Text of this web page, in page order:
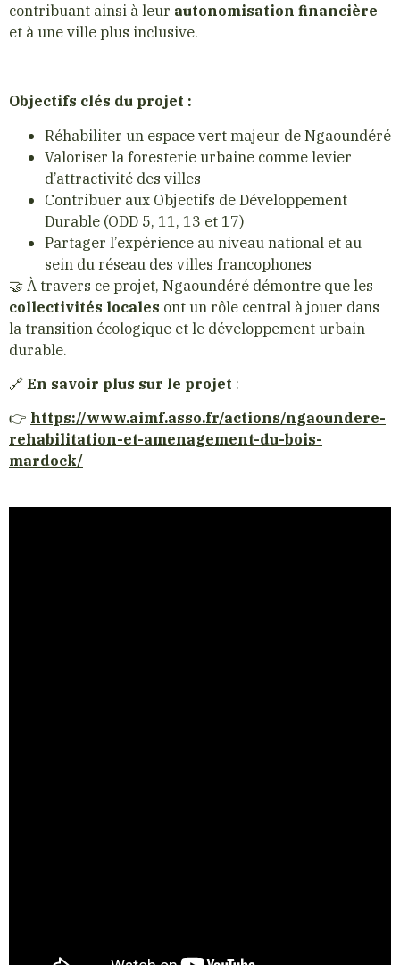
contribuant ainsi à leur autonomisation financière
et à une ville plus inclusive.
Objectifs clés du projet :
Réhabiliter un espace vert majeur de Ngaoundéré
Valoriser la foresterie urbaine comme levier
d’attractivité des villes
Contribuer aux Objectifs de Développement
Durable (ODD 5, 11, 13 et 17)
Partager l’expérience au niveau national et au
sein du réseau des villes francophones
🤝 À travers ce projet, Ngaoundéré démontre que les
collectivités locales ont un rôle central à jouer dans
la transition écologique et le développement urbain
durable.
🔗En savoir plus sur le projet :
👉 https://www.aimf.asso.fr/actions/ngaoundere-
rehabilitation-et-amenagement-du-bois-
mardock/